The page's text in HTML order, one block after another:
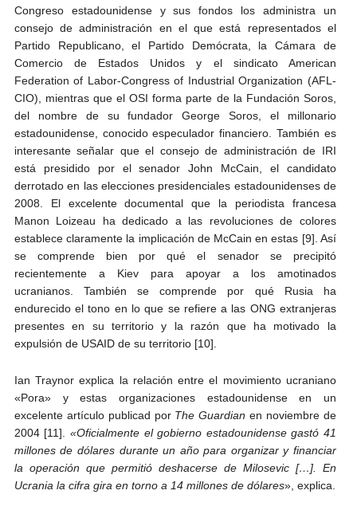
Congreso estadounidense y sus fondos los administra un
consejo de administración en el que está representados el
Partido Republicano, el Partido Demócrata, la Cámara de
Comercio de Estados Unidos y el sindicato American
Federation of Labor-Congress of Industrial Organization (AFL-
CIO), mientras que el OSI forma parte de la Fundación Soros,
del nombre de su fundador George Soros, el millonario
estadounidense, conocido especulador financiero. También es
interesante señalar que el consejo de administración de IRI
está presidido por el senador John McCain, el candidato
derrotado en las elecciones presidenciales estadounidenses de
2008. El excelente documental que la periodista francesa
Manon Loizeau ha dedicado a las revoluciones de colores
establece claramente la implicación de McCain en estas [9]. Así
se comprende bien por qué el senador se precipitó
recientemente a Kiev para apoyar a los amotinados
ucranianos. También se comprende por qué Rusia ha
endurecido el tono en lo que se refiere a las ONG extranjeras
presentes en su territorio y la razón que ha motivado la
expulsión de USAID de su territorio [10].
Ian Traynor explica la relación entre el movimiento ucraniano
«Pora» y estas organizaciones estadounidense en un
excelente artículo publicad por The Guardian en noviembre de
2004 [11].«Oficialmente el gobierno estadounidense gastó 41
millones de dólares durante un año para organizar y financiar
la operación que permitió deshacerse de Milosevic […]. En
Ucrania la cifra gira en torno a 14 millones de dólares», explica.